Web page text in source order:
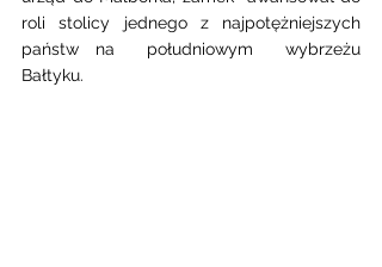
roli stolicy jednego z najpotężniejszych
państw na  południowym  wybrzeżu
Bałtyku.